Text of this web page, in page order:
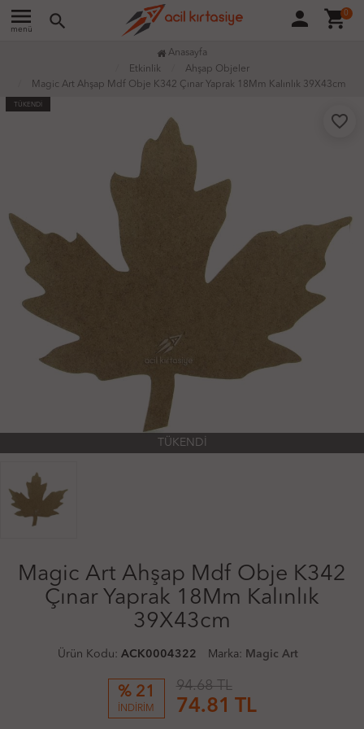
menu
menü search person shopping_cart
0
Anasayfa
Etkinlik
Ahşap Objeler
Magic Art Ahşap Mdf Obje K342 Çınar Yaprak 18Mm Kalınlık 39X43cm
TÜKENDİ
favorite_border
TÜKENDİ
Magic Art Ahşap Mdf Obje K342
Çınar Yaprak 18Mm Kalınlık
39X43cm
Ürün Kodu: ACK0004322 Marka: Magic Art
% 21
İNDİRİM
94.68 TL
74.81 TL